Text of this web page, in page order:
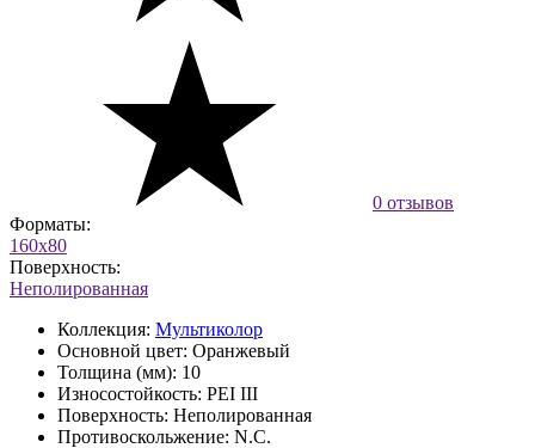
0 отзывов
Форматы:
160x80
Поверхность:
Неполированная
Коллекция: Мультиколор
Основной цвет: Оранжевый
Толщина (мм): 10
Износостойкость: PEI III
Поверхность: Неполированная
Противоскольжение: N.C.